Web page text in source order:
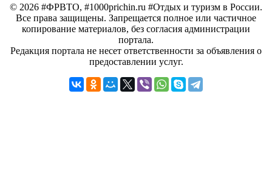
© 2026 #ФРВТО, #1000prichin.ru #Отдых и туризм в России.
Все права защищены. Запрещается полное или частичное
копирование материалов, без согласия администрации
портала.
Редакция портала не несет ответственности за объявления о
предоставлении услуг.